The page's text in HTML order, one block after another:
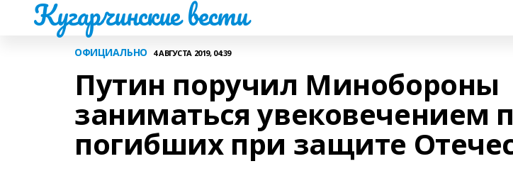
Кугарчинские вести
ОФИЦИАЛЬНО 4 АВГУСТА 2019, 04:39
Путин поручил Минобороны
заниматься увековечением
погибших при защите